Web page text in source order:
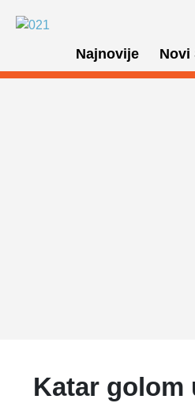
Najnovije Novi
Katar golom